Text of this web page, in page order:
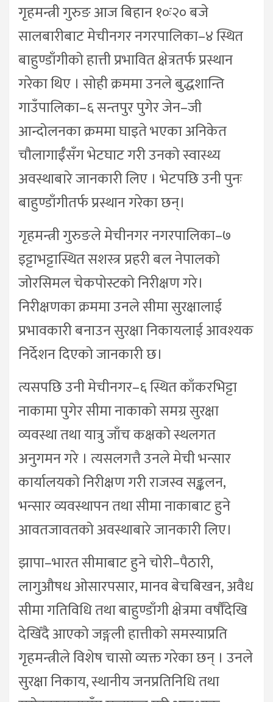
गृहमन्त्री गुरुङ आज बिहान १०ः२० बजे
सालबारीबाट मेचीनगर नगरपालिका–४ स्थित
बाहुण्डाँगीको हात्ती प्रभावित क्षेत्रतर्फ प्रस्थान
गरेका थिए । सोही क्रममा उनले बुद्धशान्ति
गाउँपालिका–६ सन्तपुर पुगेर जेन–जी
आन्दोलनका क्रममा घाइते भएका अनिकेत
चौलागाईँसँग भेटघाट गरी उनको स्वास्थ्य
अवस्थाबारे जानकारी लिए । भेटपछि उनी पुनः
बाहुण्डाँगीतर्फ प्रस्थान गरेका छन्।
गृहमन्त्री गुरुङले मेचीनगर नगरपालिका–७
इट्टाभट्टास्थित सशस्त्र प्रहरी बल नेपालको
जोरसिमल चेकपोस्टको निरीक्षण गरे।
निरीक्षणका क्रममा उनले सीमा सुरक्षालाई
प्रभावकारी बनाउन सुरक्षा निकायलाई आवश्यक
निर्देशन दिएको जानकारी छ।
त्यसपछि उनी मेचीनगर–६ स्थित काँकरभिट्टा
नाकामा पुगेर सीमा नाकाको समग्र सुरक्षा
व्यवस्था तथा यात्रु जाँच कक्षको स्थलगत
अनुगमन गरे । त्यसलगत्तै उनले मेची भन्सार
कार्यालयको निरीक्षण गरी राजस्व सङ्कलन,
भन्सार व्यवस्थापन तथा सीमा नाकाबाट हुने
आवतजावतको अवस्थाबारे जानकारी लिए।
झापा–भारत सीमाबाट हुने चोरी–पैठारी,
लागुऔषध ओसारपसार, मानव बेचबिखन, अवैध
सीमा गतिविधि तथा बाहुण्डाँगी क्षेत्रमा वर्षौँदेखि
देखिँदै आएको जङ्गली हात्तीको समस्याप्रति
गृहमन्त्रीले विशेष चासो व्यक्त गरेका छन् । उनले
सुरक्षा निकाय, स्थानीय जनप्रतिनिधि तथा